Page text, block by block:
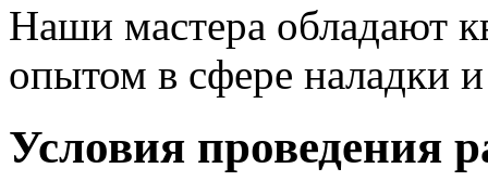
Наши мастера обладают
опытом в сфере наладки
Условия проведения